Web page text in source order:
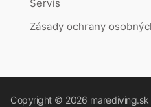
Servis
Zásady ochrany
Copyright © 2026 marediving.sk